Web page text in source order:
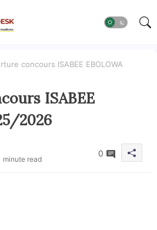
concours ISABEE EBOLOWA
ISABEE
2026
minute read
0